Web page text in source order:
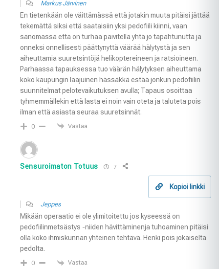
Markus Järvinen
En tietenkään ole väittämässä että jotakin muuta pitäisi jättää
tekemättä siksi että saataisiin yksi pedofiili kiinni, vaan
sanomassa että on turhaa päivitellä yhtä jo tapahtunutta ja
onneksi onnellisesti päättynyttä väärää hälytystä ja sen
aiheuttamia suuretsintöjä helikoptereineen ja ratsioineen.
Parhaassa tapauksessa tuo väärän hälytyksen aiheuttama
koko kaupungin laajuinen hässäkkä estää jonkun pedofiilin
suunnitelmat pelotevaikutuksen avulla; Tapaus osoittaa
tyhmemmällekin että lasta ei noin vain oteta ja taluteta pois
ilman että asiasta seuraa suuretsinnät.
0 Vastaa
Sensuroimaton Totuus 7
Kopioi linkki
Jeppes
Mikään operaatio ei ole ylimitoitettu jos kyseessä on
pedofiilinmetsästys -niiden hävittäminenja tuhoaminen pitäisi
olla koko ihmiskunnan yhteinen tehtävä. Henki pois jokaiselta
pedolta.
0 Vastaa